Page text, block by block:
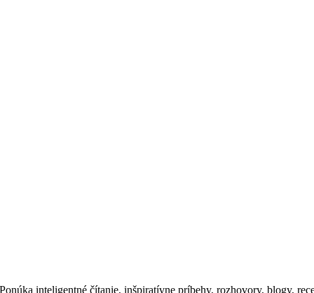
inteligentné čítanie, inšpiratívne príbehy, rozhovory, blogy,